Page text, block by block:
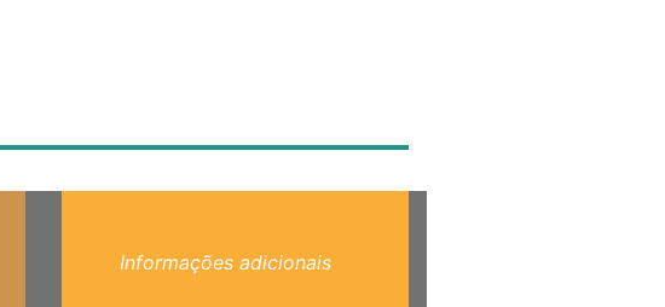
Informações adicionais